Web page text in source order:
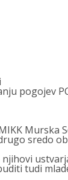
pogojev
Murska
sredo
tudi